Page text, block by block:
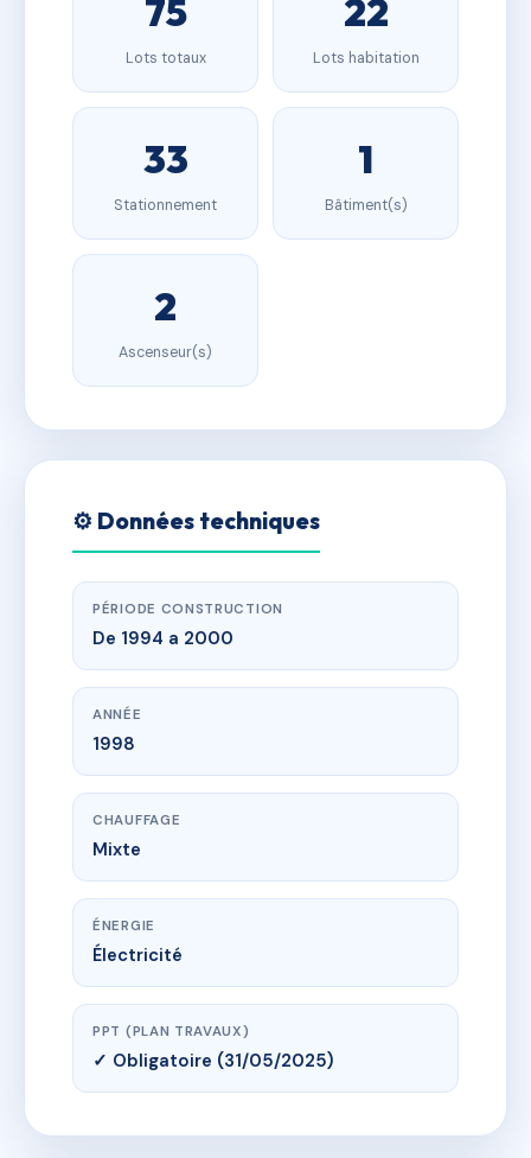
75
Lots totaux
22
Lots habitation
33
Stationnement
1
Bâtiment(s)
2
Ascenseur(s)
⚙️ Données techniques
PÉRIODE CONSTRUCTION
De 1994 a 2000
ANNÉE
1998
CHAUFFAGE
Mixte
ÉNERGIE
Électricité
PPT (PLAN TRAVAUX)
✓ Obligatoire (31/05/2025)